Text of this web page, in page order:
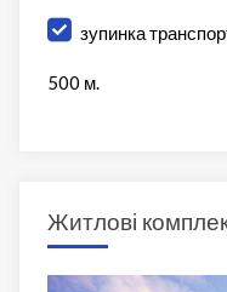
зупинка
500 м.
Житлові